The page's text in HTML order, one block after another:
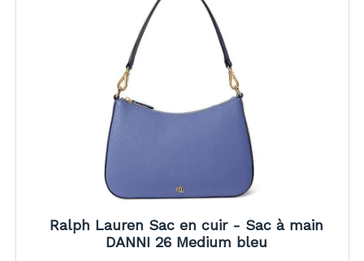
Ralph Lauren Sac en cuir - Sac à main
DANNI 26 Medium bleu